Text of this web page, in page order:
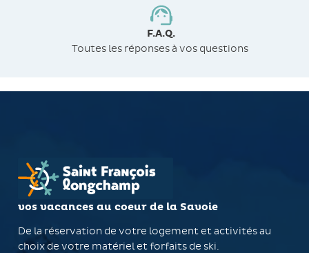
F.A.Q.
Toutes les réponses à vos questions
vos vacances au coeur de la Savoie
De la réservation de votre logement et activités au
choix de votre matériel et forfaits de ski.